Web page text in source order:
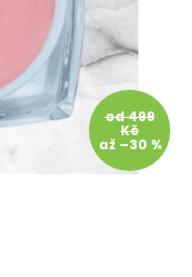
od 499
Kč
až –30 %